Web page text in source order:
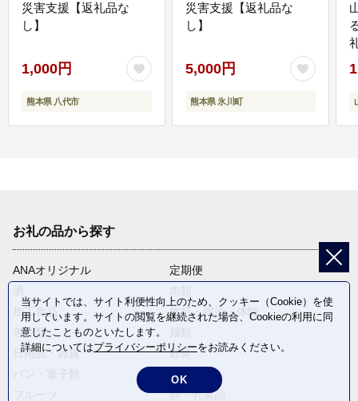
災害支援【返礼品な
し】
1,000円
熊本県 八代市
災害支援【返礼品な
し】
5,000円
熊本県 氷川町
お礼の品から探す
ANAオリジナル
定期便
加工食品
旅行・宿泊・体験
魚介類
日用品・雑貨
野菜
電化製品
卵・乳製品
当サイトでは、サイト利便性向上のため、クッキー（Cookie）を使
用しています。サイトの閲覧を継続された場合、Cookieの利用に同
意したことものといたします。
詳細についてはプライバシーポリシーをお読みください。
OK